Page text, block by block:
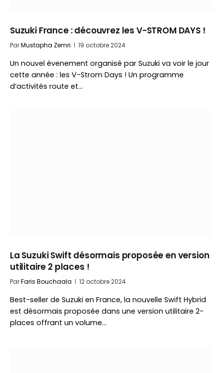
Suzuki France : découvrez les V-STROM DAYS !
ParMustapha Zemri 19 octobre 2024
Un nouvel évenement organisé par Suzuki va voir le jour
cette année : les V-Strom Days ! Un programme
d’activités route et…
La Suzuki Swift désormais proposée en version
utilitaire 2 places !
ParFaris Bouchaala 12 octobre 2024
Best-seller de Suzuki en France, la nouvelle Swift Hybrid
est désormais proposée dans une version utilitaire 2-
places offrant un volume…